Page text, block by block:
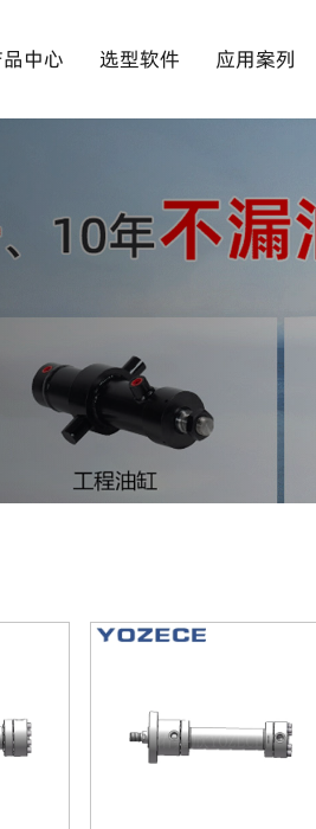
中心 选型软件 应用案列